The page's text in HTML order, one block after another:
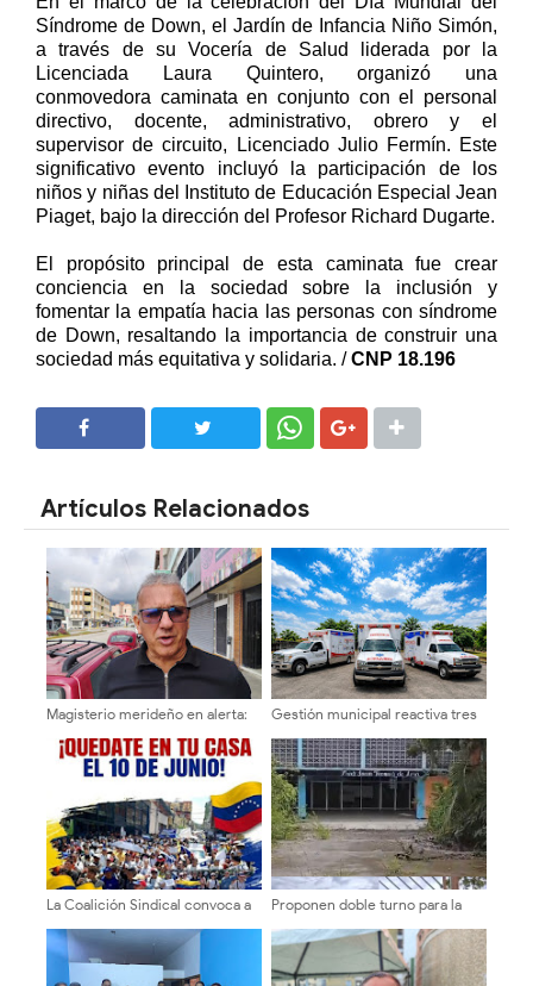
Síndrome de Down, el Jardín de Infancia Niño Simón,
a través de su Vocería de Salud liderada por la
Licenciada Laura Quintero, organizó una
conmovedora caminata en conjunto con el personal
directivo, docente, administrativo, obrero y el
supervisor de circuito, Licenciado Julio Fermín. Este
significativo evento incluyó la participación de los
niños y niñas del Instituto de Educación Especial Jean
Piaget, bajo la dirección del Profesor Richard Dugarte.
El propósito principal de esta caminata fue crear
conciencia en la sociedad sobre la inclusión y
fomentar la empatía hacia las personas con síndrome
de Down, resaltando la importancia de construir una
sociedad más equitativa y solidaria. /CNP 18.196
Artículos Relacionados
Magisterio merideño en alerta:
Morrocoy" en jubilaciones
Gestión municipal reactiva tres
atención médica y traslados en
Sucre del Zulia
La Coalición Sindical convoca a
"¡QUÉDATE EN TU CASA!", este
10 de junio para exigir salarios
dignos.
Proponen doble turno para la
Ramos de Lora en Los Sauzales